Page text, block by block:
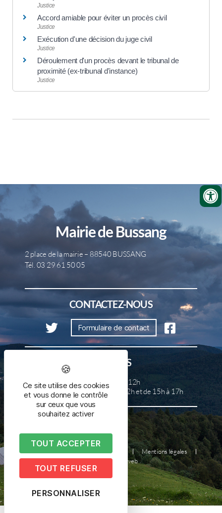
Justice
Accord amiable pour éviter un procès civil
Justice
Exécution d'une décision du juge civil
Justice
Déroulement d'un procès devant le tribunal de
proximité (ex-tribunal d'instance)
Justice
Mairie de Bussang
2 place de la mairie – 88540 BUSSANG
Tél. 03 29 61 50 05
CONTACTEZ-NOUS
Formulaire de contact
HORAIRES
Lundi, mercredi et samedi de 8h à 12h
Mardi, jeudi et vendredi de 8h à 12h et de 15h à 17h
Nous contacter
Mentions légales
Réalisé par illicoweb
Ce site utilise des cookies
et vous donne le contrôle
sur ceux que vous
souhaitez activer
TOUT ACCEPTER
TOUT REFUSER
PERSONNALISER